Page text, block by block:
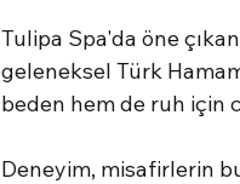
Tulipa Spa'da öne
geleneksel Türk
beden hem de ruh için
Deneyim, misafirlerin